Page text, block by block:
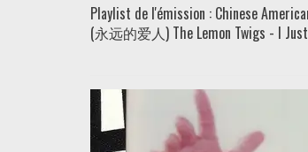
Playlist de l'émission : Chinese
(永远的爱人) The Lemon Twigs - I